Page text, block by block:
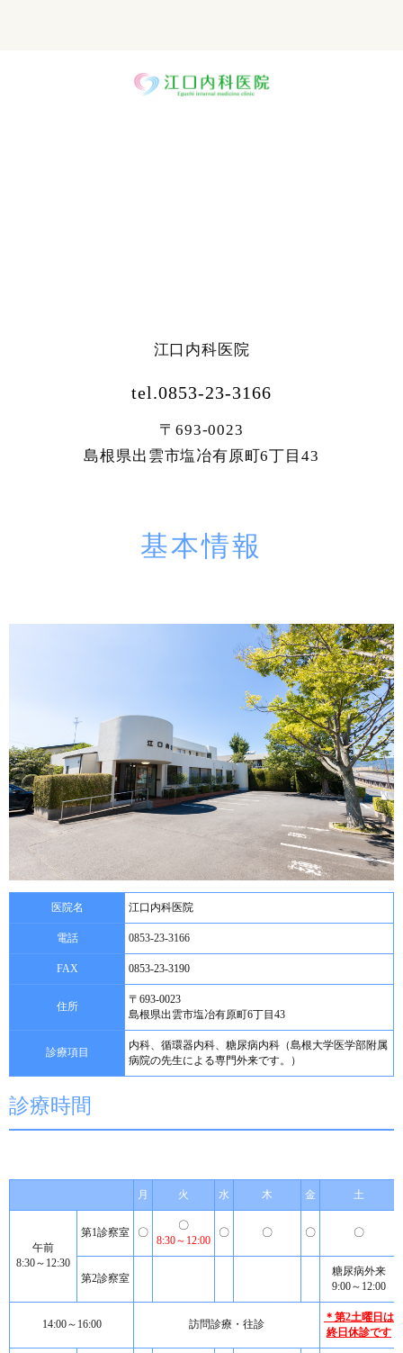
江口内科医院
tel.0853-23-3166
〒693-0023
島根県出雲市塩冶有原町6丁目43
基本情報
医院名 江口内科医院
電話 0853-23-3166
FAX 0853-23-3190
住所
〒693-0023
島根県出雲市塩冶有原町6丁目43
診療項目
内科、循環器内科、糖尿病内科（島根大学医学部附属
病院の先生による専門外来です。）
診療時間
月 火 水 木 金 土
午前
8:30～12:30
第1診察室 〇
〇
8:30～12:00
〇 〇 〇 〇
第2診察室
糖尿病外来
9:00～12:00
14:00～16:00 訪問診療・往診
＊第2土曜日は
終日休診です